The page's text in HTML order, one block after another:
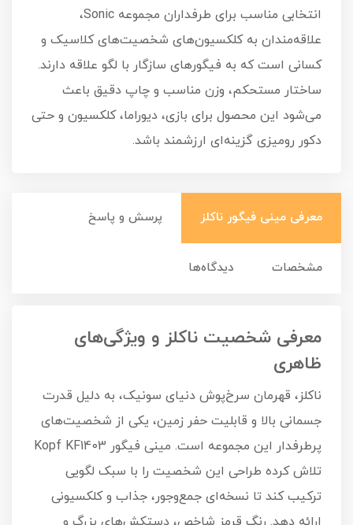
انتخابی مناسب برای طرفداران مجموعه Sonic،
علاقه‌مندان به کلکسیون‌های شخصیت‌های کلاسیک و
کسانی است که به فیگورهای سازگار با لگو علاقه دارند.
ساختار مستحکم، وزن مناسب و چاپ دقیق باعث
می‌شود این محصول برای بازی، دیوراما، کلکسیون و حتی
دکور رومیزی گزینه‌ای ارزشمند باشد.
معرفی مینی فیگور ناکلز پرسش و پاسخ
مشخصات دیدگاه‌ها
معرفی شخصیت ناکلز و ویژگی‌های
ظاهری
ناکلز، قهرمان سرخ‌پوش دنیای سونیک، به دلیل قدرت
جسمانی بالا و قابلیت حفر زمین، یکی از شخصیت‌های
پرطرفدار این مجموعه است. مینی فیگور Kopf KF1403
تلاش کرده طراحی این شخصیت را با سبک لگویی
ترکیب کند تا نسخه‌ای جمع‌وجور، جذاب و کلکسیونی